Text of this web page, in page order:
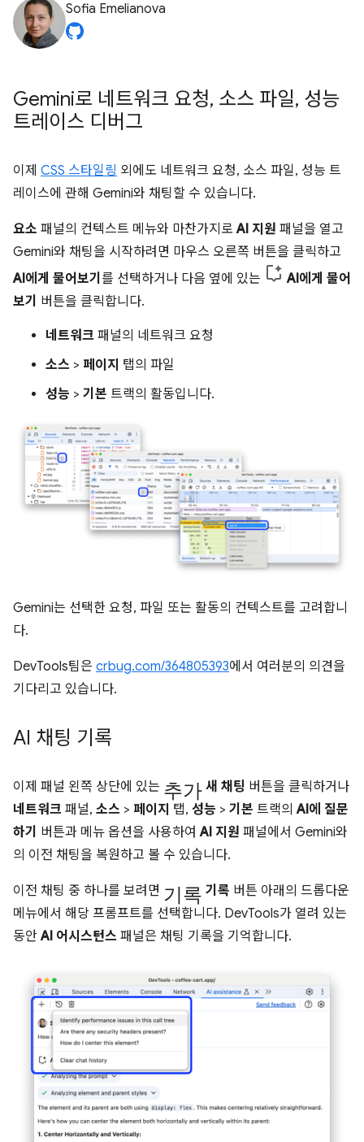
Sofia Emelianova
Gemini로 네트워크 요청, 소스 파일, 성능
트레이스 디버그
이제 CSS 스타일링 외에도 네트워크 요청, 소스 파일, 성능 트
레이스에 관해 Gemini와 채팅할 수 있습니다.
요소 패널의 컨텍스트 메뉴와 마찬가지로AI 지원 패널을 열고
Gemini와 채팅을 시작하려면 마우스 오른쪽 버튼을 클릭하고
AI에게 물어보기 를 선택하거나 다음 옆에 있는
AI에게 물어
보기 버튼을 클릭합니다.
네트워크 패널의 네트워크 요청
소스 > 페이지 탭의 파일
성능 > 기본 트랙의 활동입니다.
Gemini는 선택한 요청, 파일 또는 활동의 컨텍스트를 고려합니
다.
DevTools팀은 crbug.com/364805393에서 여러분의 의견을
기다리고 있습니다.
AI 채팅 기록
이제 패널 왼쪽 상단에 있는 추가 새 채팅 버튼을 클릭하거나
네트워크 패널, 소스 > 페이지 탭, 성능 > 기본 트랙의AI에 질문
하기 버튼과 메뉴 옵션을 사용하여AI 지원 패널에서 Gemini와
의 이전 채팅을 복원하고 볼 수 있습니다.
이전 채팅 중 하나를 보려면 기록 기록 버튼 아래의 드롭다운
메뉴에서 해당 프롬프트를 선택합니다. DevTools가 열려 있는
동안AI 어시스턴스 패널은 채팅 기록을 기억합니다.